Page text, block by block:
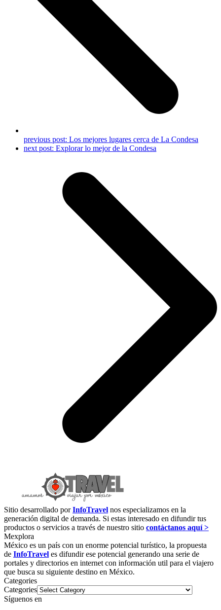
previous post: Los mejores lugares cerca de La Condesa
next post: Explorar lo mejor de la Condesa
Sitio desarrollado porInfoTravel nos especializamos en la
generación digital de demanda. Si estas interesado en difundir tus
productos o servicios a través de nuestro sitio contáctanos aquí >
Mexplora
México es un país con un enorme potencial turístico, la propuesta
de InfoTravel es difundir ese potencial generando una serie de
portales y directorios en internet con información util para el viajero
que busca su siguiente destino en México.
Categories
Categories
Síguenos en